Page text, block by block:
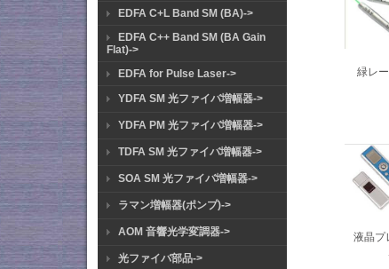
EDFA C+L Band SM (BA)->
EDFA C++ Band SM (BA Gain
Flat)->
EDFA for Pulse Laser->
YDFA SM 光ファイバ増幅器->
YDFA PM 光ファイバ増幅器->
TDFA SM 光ファイバ増幅器->
SOA SM 光ファイバ増幅器->
ラマン増幅器(ポンプ)->
AOM 音響光学変調器->
光ファイバ部品->
緑レ
液晶プ